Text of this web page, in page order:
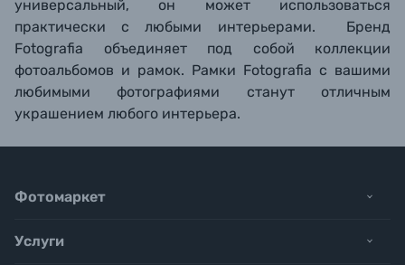
универсальный, он может использоваться
практически с любыми интерьерами. Бренд
Fotografia объединяет под собой коллекции
фотоальбомов и рамок. Рамки Fotografia с вашими
любимыми фотографиями станут отличным
украшением любого интерьера.
Фотомаркет
Услуги